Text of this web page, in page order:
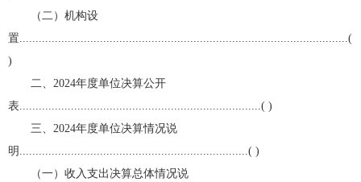
（二）机构设
置......................................................................................................(
)
二、2024年度单位决算公开
表...........................................................................( )
三、2024年度单位决算情况说
明.......................................................................( )
（一）收入支出决算总体情况说